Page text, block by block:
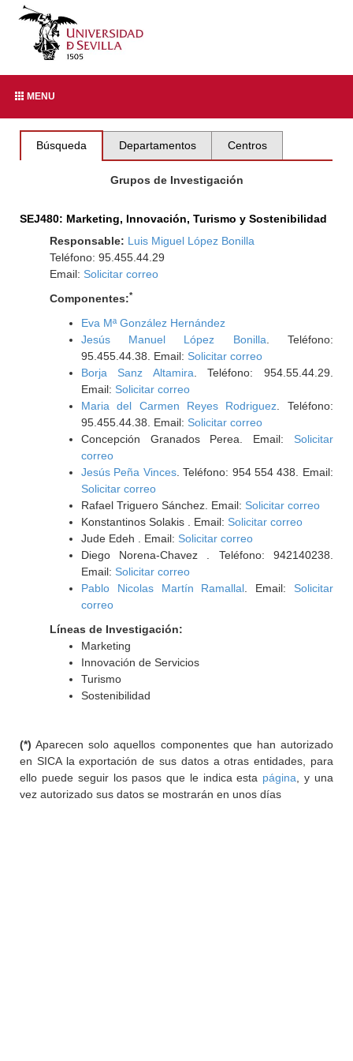
MENU
Búsqueda Departamentos Centros
Grupos de Investigación
SEJ480: Marketing, Innovación, Turismo y Sostenibilidad
Responsable: Luis Miguel López Bonilla
Teléfono: 95.455.44.29
Email: Solicitar correo
Componentes:*
Eva Mª González Hernández
Jesús Manuel López Bonilla . Teléfono:
95.455.44.38. Email: Solicitar correo
Borja Sanz Altamira . Teléfono: 954.55.44.29.
Email: Solicitar correo
Maria del Carmen Reyes Rodriguez . Teléfono:
95.455.44.38. Email: Solicitar correo
Concepción Granados Perea. Email: Solicitar
correo
Jesús Peña Vinces. Teléfono: 954 554 438. Email:
Solicitar correo
Rafael Triguero Sánchez. Email: Solicitar correo
Konstantinos Solakis . Email: Solicitar correo
Jude Edeh . Email: Solicitar correo
Diego Norena-Chavez . Teléfono: 942140238.
Email: Solicitar correo
Pablo Nicolas Martín Ramallal . Email: Solicitar
correo
Líneas de Investigación:
Marketing
Innovación de Servicios
Turismo
Sostenibilidad
(*) Aparecen solo aquellos componentes que han autorizado
en SICA la exportación de sus datos a otras entidades, para
ello puede seguir los pasos que le indica esta página , y una
vez autorizado sus datos se mostrarán en unos días